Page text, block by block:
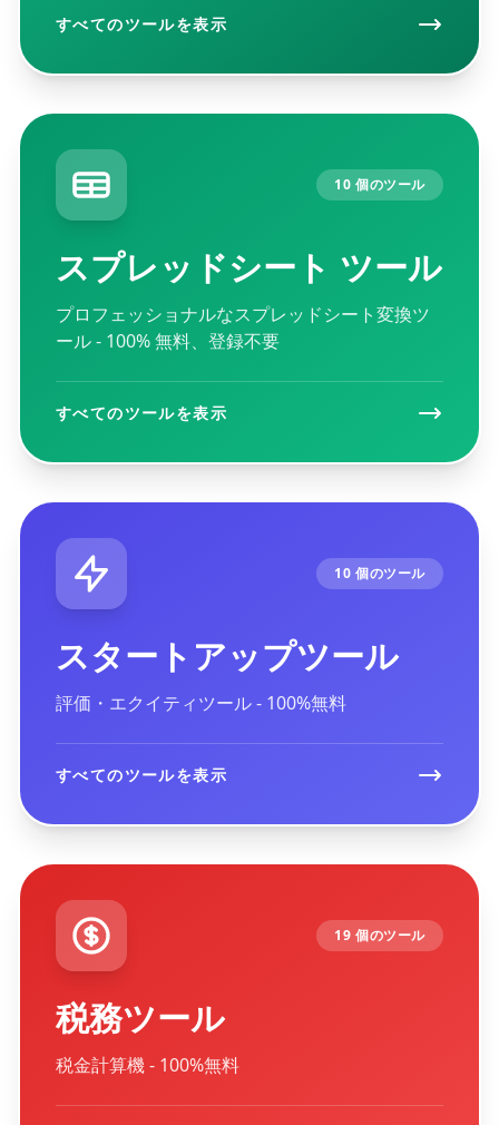
すべてのツールを表示
10 個のツール
スプレッドシート ツール
プロフェッショナルなスプレッドシート変換ツ
ール - 100% 無料、登録不要
すべてのツールを表示
10 個のツール
スタートアップツール
評価・エクイティツール - 100%無料
すべてのツールを表示
19 個のツール
税務ツール
税金計算機 - 100%無料